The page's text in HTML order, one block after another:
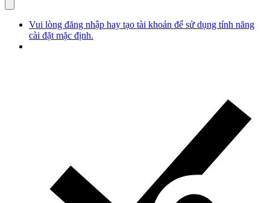
Vui lòng đăng nhập hay tạo tài khoản để sử dụng tính năng
cài đặt mặc định.